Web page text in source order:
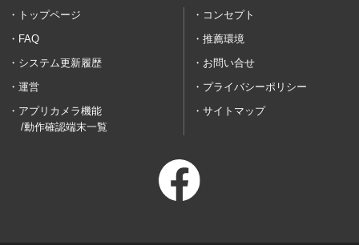
トップページ
コンセプト
FAQ
推薦環境
システム更新履歴
お問い合せ
運営
プライバシーポリシー
アプリカメラ機能
/動作確認端末一覧
サイトマップ